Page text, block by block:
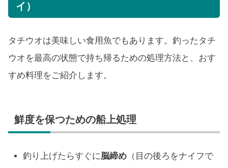
イ）
タチウオは美味しい食用魚でもあります。釣ったタチ
ウオを最高の状態で持ち帰るための処理方法と、おす
すめ料理をご紹介します。
鮮度を保つための船上処理
釣り上げたらすぐに脳締め （目の後ろをナイフで